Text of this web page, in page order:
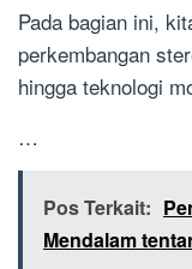
Pada bagian ini,
perkembangan
hingga teknologi
…
Pos Terkait:
Mendalam